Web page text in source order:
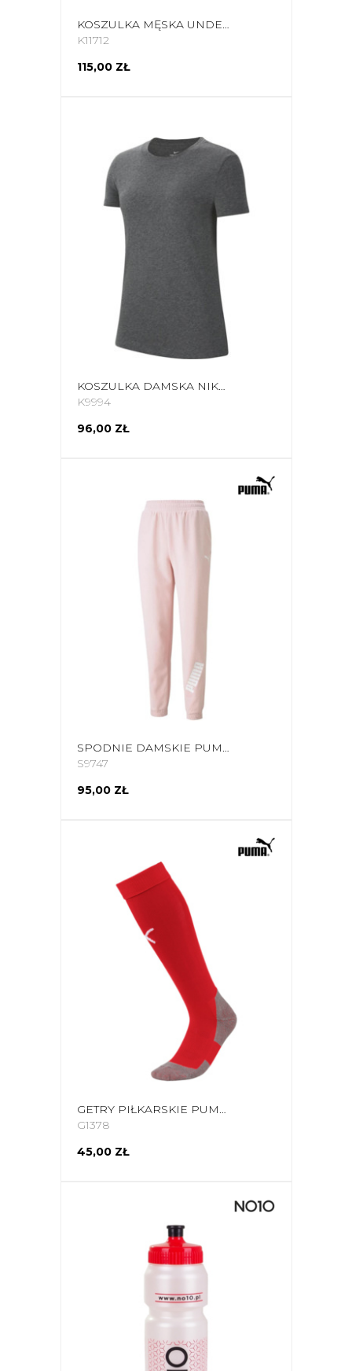
KOSZULKA MĘSKA UNDER ARMOUR TECH 2.0 SS TEE K/R CZERWONA 1326413 600
K11712
115,00 ZŁ
KOSZULKA DAMSKA NIKE PARK 20 SZARA CZ0903 071
K9994
96,00 ZŁ
SPODNIE DAMSKIE PUMA MODERN SPORTS PANTS RÓŻOWE 589489 36
S9747
95,00 ZŁ
GETRY PIŁKARSKIE PUMA LIGA CORE SOCKS CZERWONE 703441 01
G1378
45,00 ZŁ